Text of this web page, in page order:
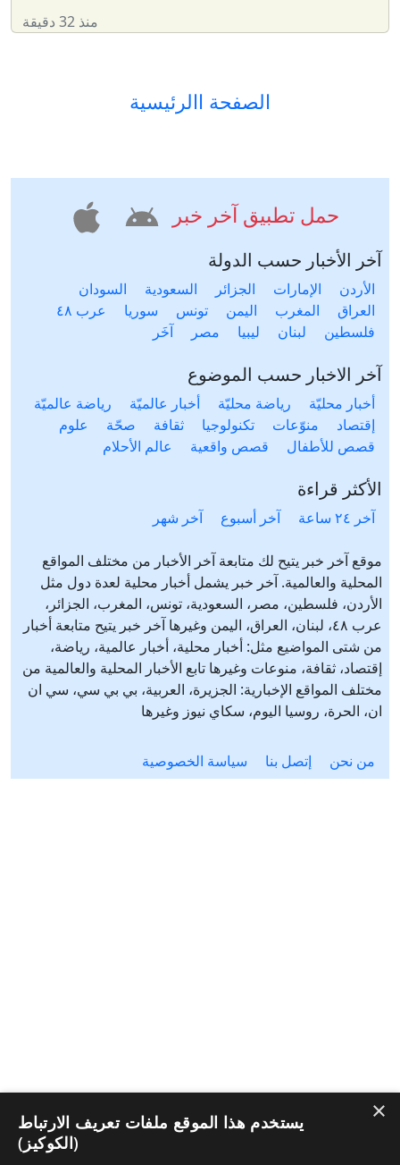
منذ 32 دقيقة
الصفحة االرئيسية
حمل تطبيق آخر خبر
آخر الأخبار حسب الدولة
الأردن الإمارات الجزائر السعودية
السودان
العراق
المغرب اليمن تونس سوريا
عرب ٤٨
فلسطين
لبنان ليبيا مصر آخَر
آخر الاخبار حسب الموضوع
أخبار محليّة رياضة محليّة أخبار عالميّة
رياضة عالميّة
إقتصاد
منوّعات تكنولوجيا ثقافة صحّة
علوم
قصص للأطفال
قصص واقعية عالم الأحلام
الأكثر قراءة
آخر ٢٤ ساعة آخر أسبوع آخر شهر
موقع آخر خبر يتيح لك متابعة آخر الأخبار من مختلف المواقع
المحلية والعالمية. آخر خبر يشمل أخبار محلية لعدة دول مثل
الأردن، فلسطين، مصر، السعودية، تونس، المغرب، الجزائر،
عرب ٤٨، لبنان، العراق، اليمن وغيرها آخر خبر يتيح متابعة أخبار
من شتى المواضيع مثل: أخبار محلية، أخبار عالمية، رياضة،
إقتصاد، ثقافة، منوعات وغيرها تابع الأخبار المحلية والعالمية من
مختلف المواقع الإخبارية: الجزيرة، العربية، بي بي سي، سي ان
ان، الحرة، روسيا اليوم، سكاي نيوز وغيرها
من نحن إتصل بنا سياسة الخصوصية
×
يستخدم هذا الموقع ملفات تعريف الارتباط
(الكوكيز)